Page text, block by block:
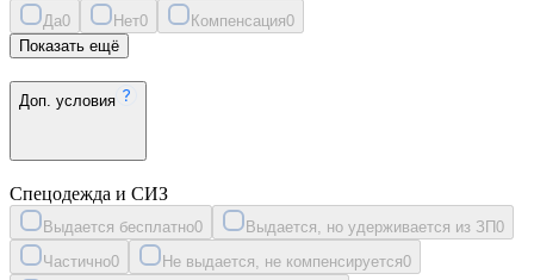
Да0 Нет0 Компенсация0
Показать ещё
Доп. условия
Спецодежда и СИЗ
Выдается бесплатно0 Выдается, но удерживается из ЗП0
Частично0 Не выдается, не компенсируется0